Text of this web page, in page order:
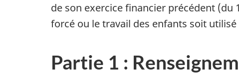
de son exercice financier précédent (du
forcé ou le travail des enfants soit
Partie 1 :